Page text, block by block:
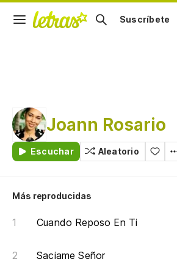
Suscríbete
Joann Rosario
Escuchar Aleatorio
Más reproducidas
Cuando Reposo En Ti
Saciame Señor